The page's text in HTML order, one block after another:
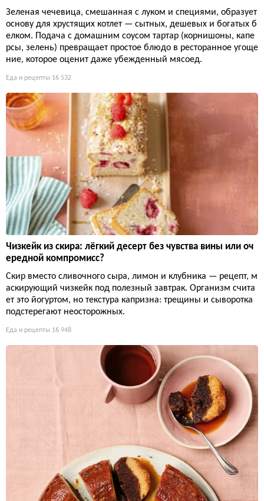
Зеленая чечевица, смешанная с луком и специями, образует
основу для хрустящих котлет — сытных, дешевых и богатых б
елком. Подача с домашним соусом тартар (корнишоны, капе
рсы, зелень) превращает простое блюдо в ресторанное угоще
ние, которое оценит даже убежденный мясоед.
Еда и рецепты 16 532
Чизкейк из скира: лёгкий десерт без чувства вины или оч
ередной компромисс?
Скир вместо сливочного сыра, лимон и клубника — рецепт, м
аскирующий чизкейк под полезный завтрак. Организм счита
ет это йогуртом, но текстура капризна: трещины и сыворотка
подстерегают неосторожных.
Еда и рецепты 16 948